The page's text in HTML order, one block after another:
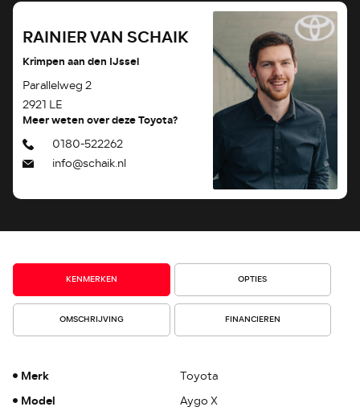
RAINIER VAN SCHAIK
Krimpen aan den IJssel
Parallelweg 2
2921 LE
Meer weten over deze Toyota?
0180-522262
info@schaik.nl
KENMERKEN OPTIES
OMSCHRIJVING FINANCIEREN
Merk Toyota
Model Aygo X